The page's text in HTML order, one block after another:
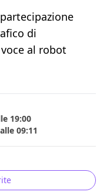
di
al robot
19:00
09:11